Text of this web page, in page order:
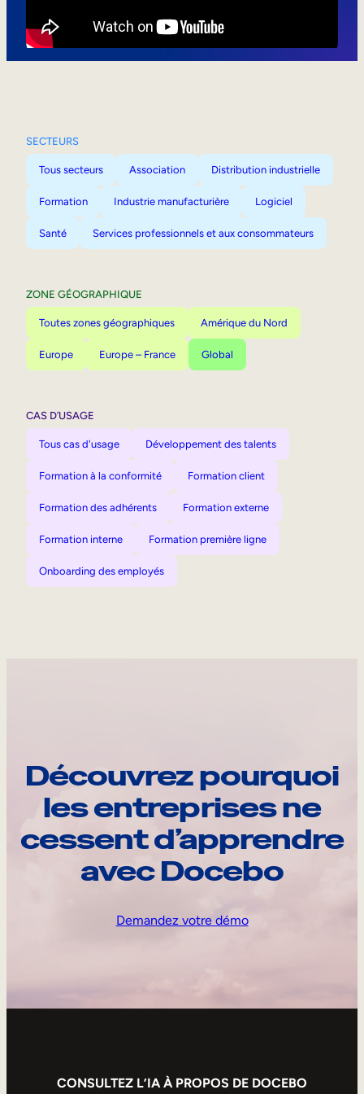
SECTEURS
Tous secteurs Association Distribution industrielle
Formation Industrie manufacturière Logiciel
Santé Services professionnels et aux consommateurs
ZONE GÉOGRAPHIQUE
Toutes zones géographiques Amérique du Nord
Europe Europe – France Global
CAS D’USAGE
Tous cas d'usage Développement des talents
Formation à la conformité Formation client
Formation des adhérents Formation externe
Formation interne Formation première ligne
Onboarding des employés
Découvrez pourquoi
les entreprises ne
cessent d’apprendre
avec Docebo
Demandez votre démo
CONSULTEZ L’IA À PROPOS DE DOCEBO